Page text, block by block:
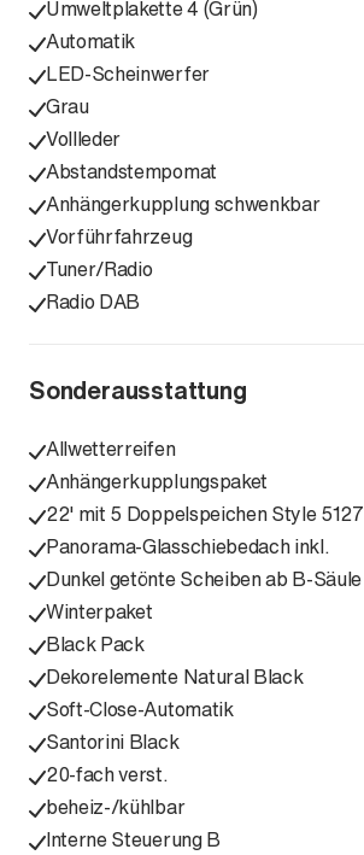
Umweltplakette 4 (Grün)
Automatik
LED-Scheinwerfer
Grau
Vollleder
Abstandstempomat
Anhängerkupplung schwenkbar
Vorführfahrzeug
Tuner/Radio
Radio DAB
Sonderausstattung
Allwetterreifen
Anhängerkupplungspaket
22' mit 5 Doppelspeichen Style 5127
Panorama-Glasschiebedach inkl.
Dunkel getönte Scheiben ab B-Säule
Winterpaket
Black Pack
Dekorelemente Natural Black
Soft-Close-Automatik
Santorini Black
20-fach verst.
beheiz-/kühlbar
Interne Steuerung B